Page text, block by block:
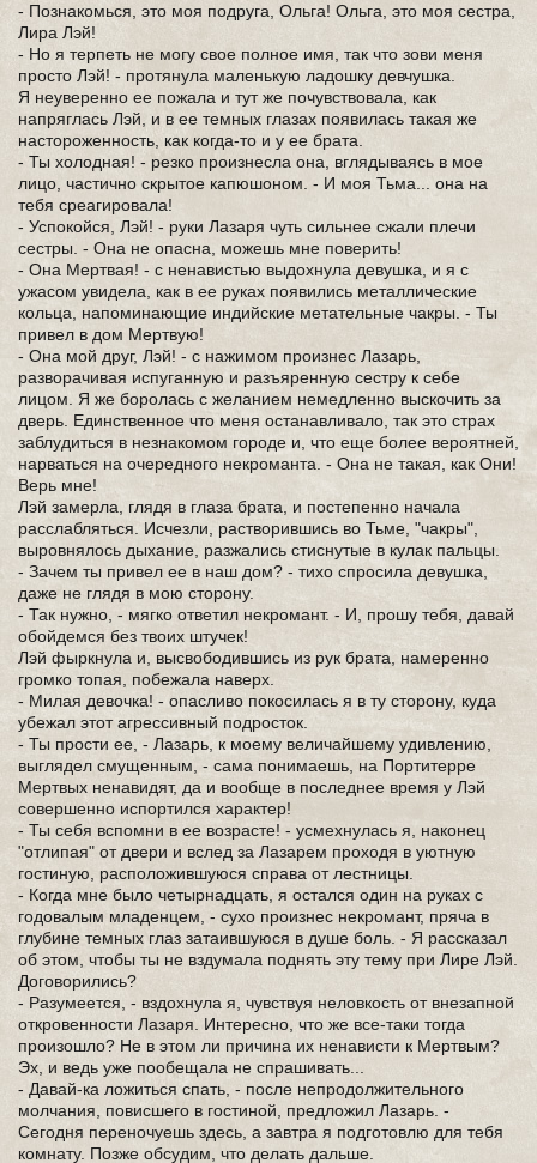
- Познакомься, это моя подруга, Ольга! Ольга, это моя сестра,
Лира Лэй!
- Но я терпеть не могу свое полное имя, так что зови меня
просто Лэй! - протянула маленькую ладошку девчушка.
Я неуверенно ее пожала и тут же почувствовала, как
напряглась Лэй, и в ее темных глазах появилась такая же
настороженность, как когда-то и у ее брата.
- Ты холодная! - резко произнесла она, вглядываясь в мое
лицо, частично скрытое капюшоном. - И моя Тьма... она на
тебя среагировала!
- Успокойся, Лэй! - руки Лазаря чуть сильнее сжали плечи
сестры. - Она не опасна, можешь мне поверить!
- Она Мертвая! - с ненавистью выдохнула девушка, и я с
ужасом увидела, как в ее руках появились металлические
кольца, напоминающие индийские метательные чакры. - Ты
привел в дом Мертвую!
- Она мой друг, Лэй! - с нажимом произнес Лазарь,
разворачивая испуганную и разъяренную сестру к себе
лицом. Я же боролась с желанием немедленно выскочить за
дверь. Единственное что меня останавливало, так это страх
заблудиться в незнакомом городе и, что еще более вероятней,
нарваться на очередного некроманта. - Она не такая, как Они!
Верь мне!
Лэй замерла, глядя в глаза брата, и постепенно начала
расслабляться. Исчезли, растворившись во Тьме, "чакры",
выровнялось дыхание, разжались стиснутые в кулак пальцы.
- Зачем ты привел ее в наш дом? - тихо спросила девушка,
даже не глядя в мою сторону.
- Так нужно, - мягко ответил некромант. - И, прошу тебя, давай
обойдемся без твоих штучек!
Лэй фыркнула и, высвободившись из рук брата, намеренно
громко топая, побежала наверх.
- Милая девочка! - опасливо покосилась я в ту сторону, куда
убежал этот агрессивный подросток.
- Ты прости ее, - Лазарь, к моему величайшему удивлению,
выглядел смущенным, - сама понимаешь, на Портитерре
Мертвых ненавидят, да и вообще в последнее время у Лэй
совершенно испортился характер!
- Ты себя вспомни в ее возрасте! - усмехнулась я, наконец
"отлипая" от двери и вслед за Лазарем проходя в уютную
гостиную, расположившуюся справа от лестницы.
- Когда мне было четырнадцать, я остался один на руках с
годовалым младенцем, - сухо произнес некромант, пряча в
глубине темных глаз затаившуюся в душе боль. - Я рассказал
об этом, чтобы ты не вздумала поднять эту тему при Лире Лэй.
Договорились?
- Разумеется, - вздохнула я, чувствуя неловкость от внезапной
откровенности Лазаря. Интересно, что же все-таки тогда
произошло? Не в этом ли причина их ненависти к Мертвым?
Эх, и ведь уже пообещала не спрашивать...
- Давай-ка ложиться спать, - после непродолжительного
молчания, повисшего в гостиной, предложил Лазарь. -
Сегодня переночуешь здесь, а завтра я подготовлю для тебя
комнату. Позже обсудим, что делать дальше.